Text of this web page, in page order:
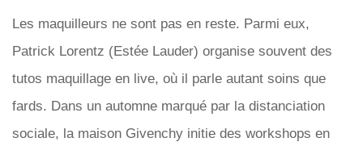
Les maquilleurs ne sont pas en reste. Parmi eux,
Patrick Lorentz (Estée Lauder) organise souvent des
tutos maquillage en live, où il parle autant soins que
fards. Dans un automne marqué par la distanciation
sociale, la maison Givenchy initie des workshops en